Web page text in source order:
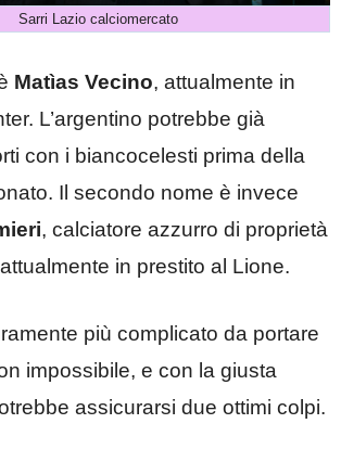
Sarri Lazio calciomercato
Matìas Vecino, attualmente in
L’argentino potrebbe già
con i biancocelesti prima della
Il secondo nome è invece
, calciatore azzurro di proprietà
in prestito al Lione.
più complicato da portare
impossibile, e con la giusta
assicurarsi due ottimi colpi.